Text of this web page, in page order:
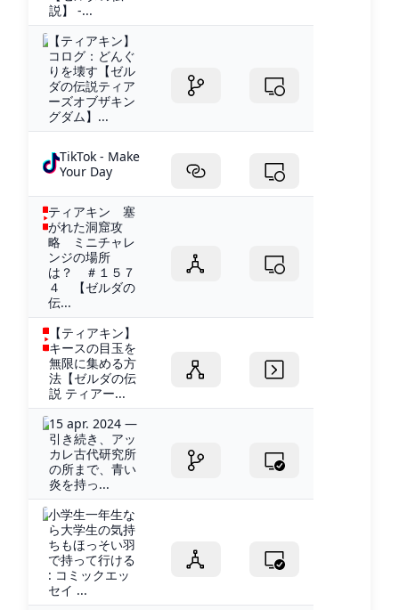
説】 -...
【ティアキン】
コログ：どんぐ
りを壊す【ゼル
ダの伝説ティア
ーズオブザキン
グダム】...
TikTok - Make
Your Day
ティアキン 塞
がれた洞窟攻
略 ミニチャレ
ンジの場所
は？ ＃１５７
４ 【ゼルダの
伝...
【ティアキン】
キースの目玉を
無限に集める方
法【ゼルダの伝
説 ティアー...
15 apr. 2024 —
引き続き、アッ
カレ古代研究所
の所まで、青い
炎を持っ...
小学生一年生な
ら大学生の気持
ちもほっそい羽
で持って行ける
: コミックエッ
セイ ...